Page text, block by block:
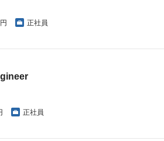
正社員
正社員